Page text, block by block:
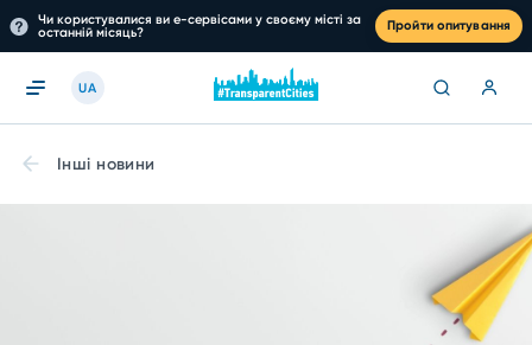
Чи користувалися ви е-сервісами у своєму місті за
останній місяць?
Пройти опитування
UA
Інші новини